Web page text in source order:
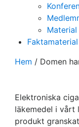
Faktamaterial
Hem / Domen
Elektroniska
läkemedel i vårt
produkt